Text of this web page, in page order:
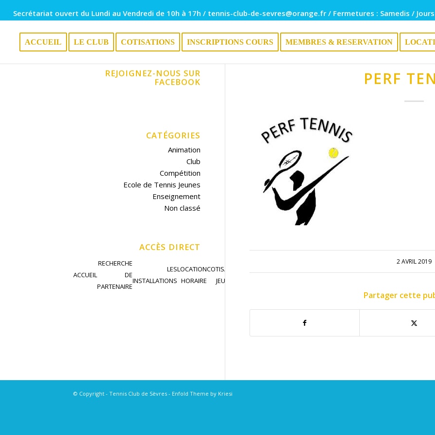
Secrétariat ouvert du Lundi au Vendredi de 10h à 17h / tennis-club-de-sevres@orange.fr / Fermetures : Samedis /
ACCUEIL LE CLUB COTISATIONS INSCRIPTIONS COURS MEMBRES & RESERVATION
PERF
2 AVRIL 2019
Partager cette
REJOIGNEZ-NOUS SUR
FACEBOOK
CATÉGORIES
Animation
Club
Compétition
Ecole de Tennis Jeunes
Enseignement
Non classé
ACCÈS DIRECT
ACCUEIL
RECHERCHE
DE
PARTENAIRE
LES
INSTALLATIONS
LOCATION
HORAIRE
COTISATION
JEU LIBRE
CONTACT
© Copyright - Tennis Club de Sèvres - Enfold Theme by Kriesi